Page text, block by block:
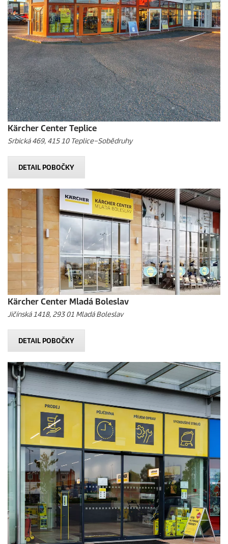
Kärcher Center Teplice
Srbická 469, 415 10 Teplice–Sobědruhy
DETAIL POBOČKY
Kärcher Center Mladá Boleslav
Jičínská 1418, 293 01 Mladá Boleslav
DETAIL POBOČKY